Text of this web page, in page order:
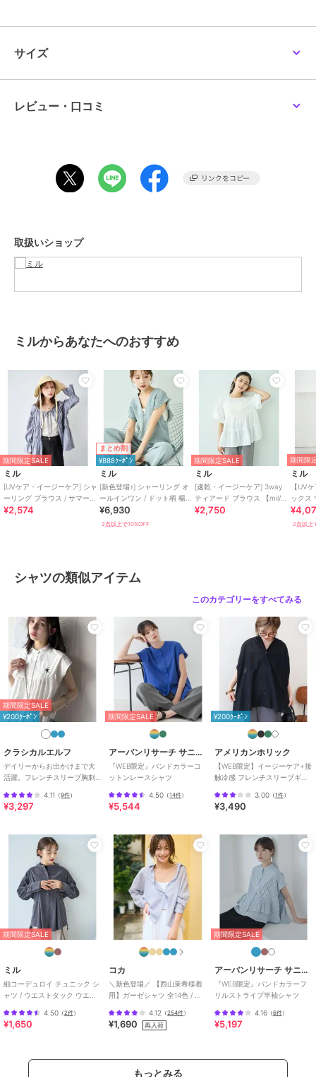
肩幅・袖丈・着丈は細かくバランス設計し、小柄さんも着られて見え
ない絶妙なサイズ感に仕上げました。
きちんとしたい日も、少し力を抜きたい日も。
装いに静かな品を添えるクレリックシャツです。
伸縮性：なし
裏地 ：なし
・フロントボタン仕様
・前ポケット付き
・裾ラウンドカット
※染色・加工条件により色ごとの風合いに多少の差異が生じる場合が
ございます。品質に問題はございませんので予めご了承ください。
※画像の商品はサンプルのため、実際の商品とは色味・仕様・加工・
サイズ等が若干異なる場合がございます。
※商品によっては、2cm前後（ニットの場合は3cm前後）のサイズ誤
画像の色が実物と異なって見える場合がございます。
《お気に入り登録》でお得な情報がいっぱい
・「商品のお気に入り登録」で再入荷通知や、人気アイテムのラスト
1点通知、セール通知等お得な情報を受け取ることができます。
・「ブランドのお気に入り登録」でSHOPの新作アイテムや再入荷な
ど、お得な情報を受け取ることができます！
【ブランド説明】
- mil ミル -
低身長でもオシャレを楽しみたい。そんな気持ちから生まれた 小柄
さん向けレディースブランド。
トレンドや上品な可愛らしさを訴えた、長く愛用できるカジュアルベ
ーシック。
小柄さんだからこそ着こなせる美シルエット。
ぴったり丈の感動をお届けします。
期間限定セール開催中
ブランド ミル
ショップ
トップス
性別タイプ
レディース
トップス ／ シャツ
カラー
071ブルー、012ライトグレー、00
サイズ XS,S
サイズ
レビュー・口コミ
取扱いショップ
ミルからあなたへのおすすめ
期間限定SALE
ミル
[UVケア・イージーケア] シャ
ーリング ブラウス / サマーカ
ーディガン【mil(ミル)】
¥2,574
まとめ割
¥888ｸｰﾎﾟﾝ
ミル
[新色登場♪] シャーリング オ
ールインワン / ドット柄 楊柳
ギンガム 【mil(ミル)】
¥6,930
2点以上で10%OFF
期間限定SALE
ミル
[速乾・イージーケア] 3way
ティアード ブラウス 【mil/ミ
ル】
¥2,750
期間限
ミル
【UVケ
ックス
ーケア
2点以上
シャツの類似アイテム
このカテゴリーをすべてみる
期間限定SALE
¥200ｸｰﾎﾟﾝ
クラシカルエルフ
デイリーからお出かけまで大
活躍。フレンチスリーブ胸刺
4.11 （9件）
¥3,297
期間限定SALE
アーバンリサーチ サニーレーベル
『WEB限定』バンドカラーコ
ットンレースシャツ
4.50 （14件）
¥5,544
¥200ｸｰﾎﾟﾝ
アメリカンホリック
【WEB限定】イージーケア+接
触冷感 フレンチスリーブギャ
3.00（1件）
¥3,490
期間限定SALE
ミル
細コーデュロイ チュニック シ
ャツ / ウエストタック ウエス
4.50 （2件）
¥1,650
コカ
＼新色登場／ 【西山茉希様着
用】ガーゼシャツ 全14色 / 冷
4.12 （254件）
¥1,690 再入荷
期間限定SALE
アーバンリサーチ サニーレーベル
『WEB限定』バンドカラーフ
リルストライプ半袖シャツ
4.16（6件）
¥5,197
もっとみる